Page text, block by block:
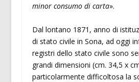
minor consumo di carta».
Dal lontano 1871, anno di
di stato civile in Sona, ad oggi
registri dello stato civile sono
grandi dimensioni (cm. 34,5 x
particolarmente difficoltosa la